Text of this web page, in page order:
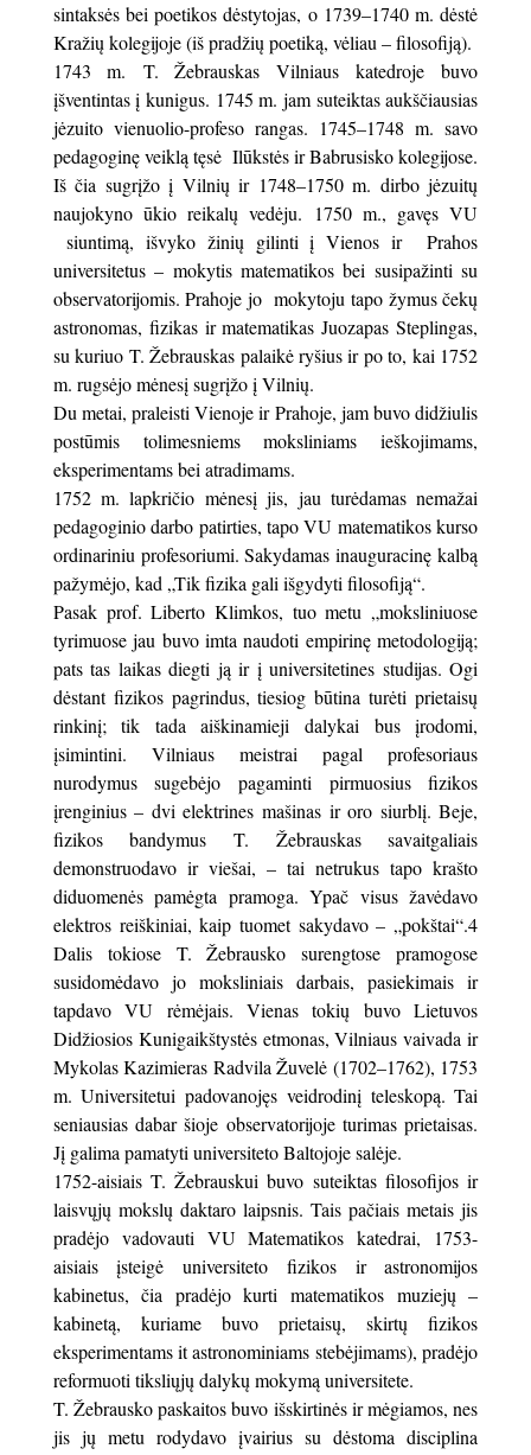
sintaksės bei poetikos dėstytojas, o 1739–1740 m. dėstė
Kražių kolegijoje (iš pradžių poetiką, vėliau – filosofiją).
1743 m. T. Žebrauskas Vilniaus katedroje buvo
įšventintas į kunigus. 1745 m. jam suteiktas aukščiausias
jėzuito vienuolio-profeso rangas. 1745–1748 m. savo
pedagoginę veiklą tęsė Ilūkstės ir Babrusisko kolegijose.
Iš čia sugrįžo į Vilnių ir 1748–1750 m. dirbo jėzuitų
naujokyno ūkio reikalų vedėju. 1750 m., gavęs VU
siuntimą, išvyko žinių gilinti į Vienos ir Prahos
universitetus – mokytis matematikos bei susipažinti su
observatorijomis. Prahoje jo mokytoju tapo žymus čekų
astronomas, fizikas ir matematikas Juozapas Steplingas,
su kuriuo T. Žebrauskas palaikė ryšius ir po to, kai 1752
m. rugsėjo mėnesį sugrįžo į Vilnių.
Du metai, praleisti Vienoje ir Prahoje, jam buvo didžiulis
postūmis tolimesniems moksliniams ieškojimams,
eksperimentams bei atradimams.
1752 m. lapkričio mėnesį jis, jau turėdamas nemažai
pedagoginio darbo patirties, tapo VU matematikos kurso
ordinariniu profesoriumi. Sakydamas inauguracinę kalbą
pažymėjo, kad „Tik fizika gali išgydyti filosofiją“.
Pasak prof. Liberto Klimkos, tuo metu „moksliniuose
tyrimuose jau buvo imta naudoti empirinę metodologiją;
pats tas laikas diegti ją ir į universitetines studijas. Ogi
dėstant fizikos pagrindus, tiesiog būtina turėti prietaisų
rinkinį; tik tada aiškinamieji dalykai bus įrodomi,
įsimintini. Vilniaus meistrai pagal profesoriaus
nurodymus sugebėjo pagaminti pirmuosius fizikos
įrenginius – dvi elektrines mašinas ir oro siurblį. Beje,
fizikos bandymus T. Žebrauskas savaitgaliais
demonstruodavo ir viešai, – tai netrukus tapo krašto
diduomenės pamėgta pramoga. Ypač visus žavėdavo
elektros reiškiniai, kaip tuomet sakydavo – „pokštai“.4
Dalis tokiose T. Žebrausko surengtose pramogose
susidomėdavo jo moksliniais darbais, pasiekimais ir
tapdavo VU rėmėjais. Vienas tokių buvo Lietuvos
Didžiosios Kunigaikštystės etmonas, Vilniaus vaivada ir
Mykolas Kazimieras Radvila Žuvelė (1702–1762), 1753
m. Universitetui padovanojęs veidrodinį teleskopą. Tai
seniausias dabar šioje observatorijoje turimas prietaisas.
Jį galima pamatyti universiteto Baltojoje salėje.
1752-aisiais T. Žebrauskui buvo suteiktas filosofijos ir
laisvųjų mokslų daktaro laipsnis. Tais pačiais metais jis
pradėjo vadovauti VU Matematikos katedrai, 1753-
aisiais įsteigė universiteto fizikos ir astronomijos
kabinetus, čia pradėjo kurti matematikos muziejų –
kabinetą, kuriame buvo prietaisų, skirtų fizikos
eksperimentams it astronominiams stebėjimams), pradėjo
reformuoti tiksliųjų dalykų mokymą universitete.
T. Žebrausko paskaitos buvo išskirtinės ir mėgiamos, nes
jis jų metu rodydavo įvairius su dėstoma disciplina